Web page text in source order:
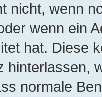
nicht, wenn
wenn ein
hat. Diese
hinterlassen,
normale